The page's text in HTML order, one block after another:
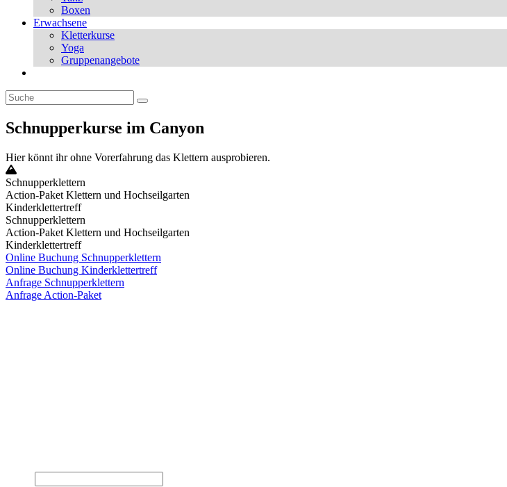
Boxen
Erwachsene
Kletterkurse
Yoga
Gruppenangebote
Schnupperkurse im Canyon
Hier könnt ihr ohne Vorerfahrung das Klettern ausprobieren.
Schnupperklettern
Action-Paket Klettern und Hochseilgarten
Kinderklettertreff
Schnupperklettern
Action-Paket Klettern und Hochseilgarten
Kinderklettertreff
Online Buchung Schnupperklettern
Online Buchung Kinderklettertreff
Anfrage Schnupperklettern
Anfrage Action-Paket